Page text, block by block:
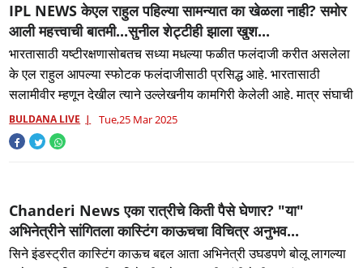
IPL NEWS केएल राहुल पहिल्या सामन्यात का खेळला नाही? समोर
आली महत्त्वाची बातमी...सुनील शेट्टीही झाला खुश...
भारतासाठी यष्टीरक्षणासोबतच सध्या मधल्या फळीत फलंदाजी करीत असलेला
के एल राहुल आपल्या स्फोटक फलंदाजीसाठी प्रसिद्ध आहे. भारतासाठी
सलामीवीर म्हणून देखील त्याने उल्लेखनीय कामगिरी केलेली आहे. मात्र संघाची
BULDANA LIVE Tue,25 Mar 2025
Chanderi News एका रात्रीचे किती पैसे घेणार? "या"
अभिनेत्रीने सांगितला कास्टिंग काऊचचा विचित्र अनुभव...
सिने इंडस्ट्रीत कास्टिंग काऊच बद्दल आता अभिनेत्री उघडपणे बोलू लागल्या